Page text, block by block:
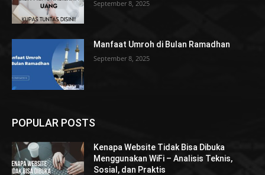
September 8, 2025
Manfaat Umroh di Bulan Ramadhan
September 8, 2025
POPULAR POSTS
Kenapa Website Tidak Bisa Dibuka
Menggunakan WiFi – Analisis Teknis,
Sosial, dan Praktis